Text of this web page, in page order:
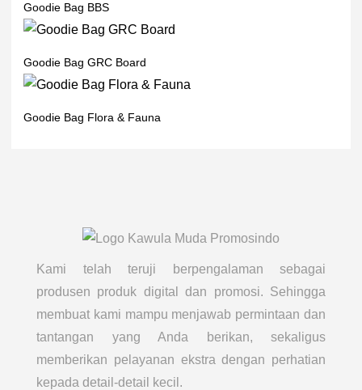
Goodie Bag BBS
Goodie Bag GRC Board
Goodie Bag Flora & Fauna
Kami telah teruji berpengalaman sebagai
produsen produk digital dan promosi. Sehingga
membuat kami mampu menjawab permintaan dan
tantangan yang Anda berikan, sekaligus
memberikan pelayanan ekstra dengan perhatian
kepada detail-detail kecil.